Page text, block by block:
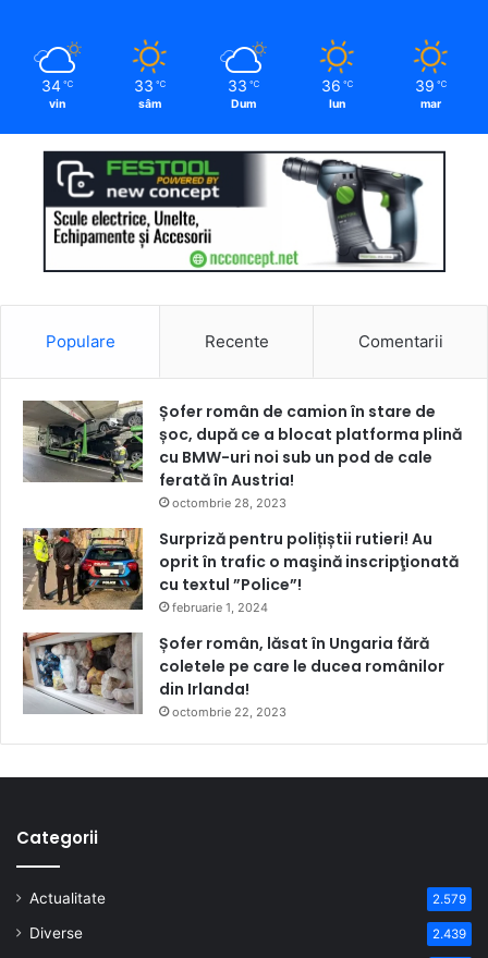
34 ℃
vin
33 ℃
sâm
33 ℃
Dum
36 ℃
lun
39 ℃
mar
Populare Recente Comentarii
Șofer român de camion în stare de
șoc, după ce a blocat platforma plină
cu BMW-uri noi sub un pod de cale
ferată în Austria!
octombrie 28, 2023
Surpriză pentru polițiștii rutieri! Au
oprit în trafic o maşină inscripţionată
cu textul ”Police”!
februarie 1, 2024
Șofer român, lăsat în Ungaria fără
coletele pe care le ducea românilor
din Irlanda!
octombrie 22, 2023
Categorii
Actualitate 2.579
Diverse 2.439